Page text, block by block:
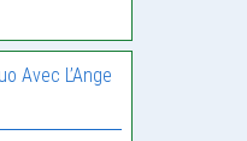
Avec L’Ange